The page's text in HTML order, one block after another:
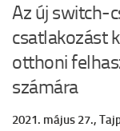
Az új switch-
csatlakozást
otthoni
számára
2021. május 27.,